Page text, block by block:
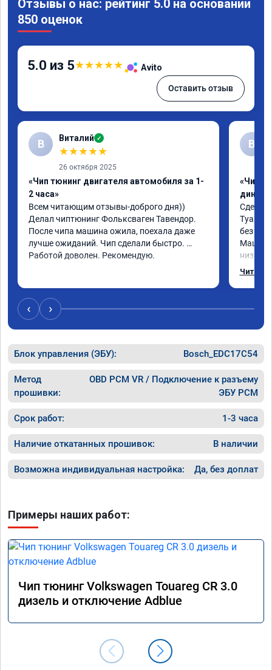
Отзывы о нас: рейтинг 5.0 на основании
850 оценок
5.0 из 5★★★★★ Avito
Оставить отзыв
В Виталий ✓
★★★★★
26 октября 2025
«Чип тюнинг двигателя автомобиля за 1-
2 часа»
Всем читающим отзывы-доброго дня))
Делал чиптюнинг Фольксваген Тавендор.
После чипа машина ожила, поехала даже
лучше ожиданий. Чип сделали быстро.
Работой доволен. Рекомендую.
В
«Чип
Туарег
без
Машина
низких
км/ч
Читать
‹ ›
Блок управления (ЭБУ): Bosch_EDC17C54
Метод
прошивки:
OBD PCM VR / Подключение к разъему
ЭБУ PCM
Срок работ: 1-3 часа
Наличие откатанных прошивок: В наличии
Возможна индивидуальная настройка: Да, без доплат
Примеры наших работ:
Чип тюнинг Volkswagen Touareg CR 3.0
дизель и отключение Adblue